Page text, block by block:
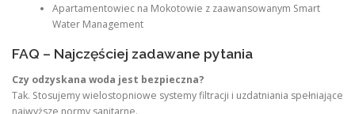
Apartamentowiec na Mokotowie z zaawansowanym Smart
Water Management
FAQ – Najczęściej zadawane pytania
Czy odzyskana woda jest bezpieczna?
Tak. Stosujemy wielostopniowe systemy filtracji i uzdatniania spełniające